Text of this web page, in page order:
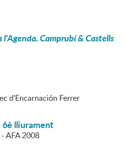
Camprubí & Castells
d'Encarnación Ferrer
6è lliurament
AFA 2008